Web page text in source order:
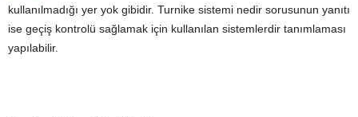
kullanılmadığı yer yok gibidir. Turnike sistemi nedir sorusunun yanıtı
ise geçiş kontrolü sağlamak için kullanılan sistemlerdir tanımlaması
yapılabilir.